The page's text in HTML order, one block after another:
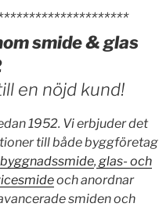
smide & glas
en nöjd kund!
1952. Vi erbjuder det
till både byggföretag
byggnadssmide, glas- och
och anordnar
smiden och